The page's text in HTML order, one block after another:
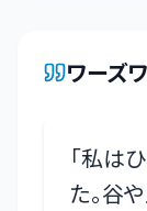
ワーズ
「私はひ
た。谷